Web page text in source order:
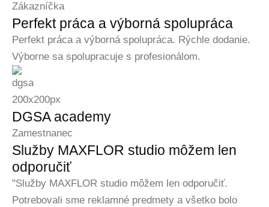
Zákazníčka
Perfekt práca a výborná spolupráca
Perfekt práca a výborná spolupráca. Rýchle dodanie.
Výborne sa spolupracuje s profesionálom.
DGSA academy
Zamestnanec
Služby MAXFLOR studio môžem len
odporučiť
"Služby MAXFLOR studio môžem len odporučiť.
Potrebovali sme reklamné predmety a všetko bolo